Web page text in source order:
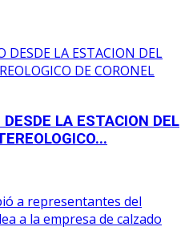
DESDE LA ESTACION DEL